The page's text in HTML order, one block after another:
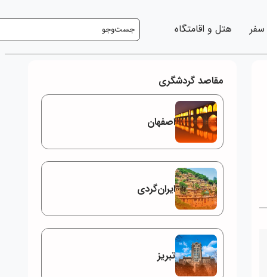
سفر هتل و اقامتگاه
مقاصد گردشگری
اصفهان
ایران‌گردی
تبریز